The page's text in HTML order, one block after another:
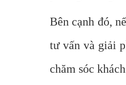
Bên cạnh đó,
tư vấn và giải
chăm sóc